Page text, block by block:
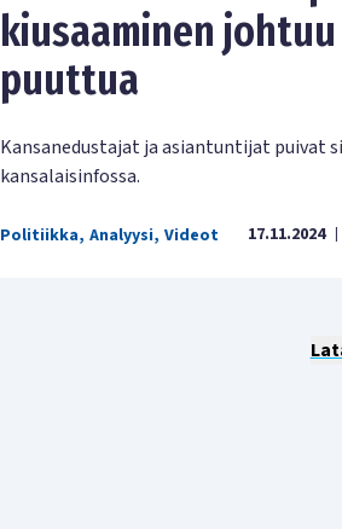
kiusaaminen
puuttua
Kansanedustajat ja asiantuntijat puivat
kansalaisinfossa.
Politiikka, Analyysi, Videot 17.11.2024 |